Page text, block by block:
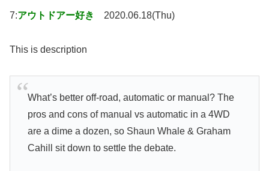
7:アウトドアー好き 2020.06.18(Thu)
This is description
What’s better off-road, automatic or manual? The
pros and cons of manual vs automatic in a 4WD
are a dime a dozen, so Shaun Whale & Graham
Cahill sit down to settle the debate.